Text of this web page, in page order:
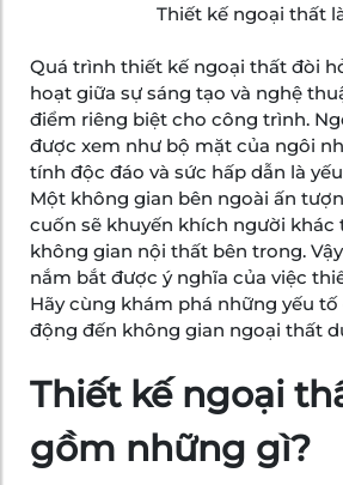
Thiết kế ngoại thất
Quá trình thiết kế ngoại thất đòi
hoạt giữa sự sáng tạo và nghệ
điểm riêng biệt cho công trình.
được xem như bộ mặt của ngôi
tính độc đáo và sức hấp dẫn là
Một không gian bên ngoài ấn
cuốn sẽ khuyến khích người khác
không gian nội thất bên trong.
nắm bắt được ý nghĩa của việc
Hãy cùng khám phá những yếu
động đến không gian ngoại thất
Thiết kế ngoại
gồm những gì?